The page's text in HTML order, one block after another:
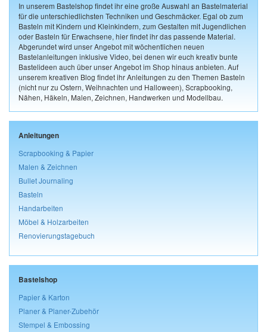
In unserem Bastelshop findet ihr eine große Auswahl an Bastelmaterial
für die unterschiedlichsten Techniken und Geschmäcker. Egal ob zum
Basteln mit Kindern und Kleinkindern, zum Gestalten mit Jugendlichen
oder Basteln für Erwachsene, hier findet ihr das passende Material.
Abgerundet wird unser Angebot mit wöchentlichen neuen
Bastelanleitungen inklusive Video, bei denen wir euch kreativ bunte
Bastelideen auch über unser Angebot im Shop hinaus anbieten. Auf
unserem kreativen Blog findet ihr Anleitungen zu den Themen Basteln
(nicht nur zu Ostern, Weihnachten und Halloween), Scrapbooking,
Nähen, Häkeln, Malen, Zeichnen, Handwerken und Modellbau.
Anleitungen
Scrapbooking & Papier
Malen & Zeichnen
Bullet Journaling
Basteln
Handarbeiten
Möbel & Holzarbeiten
Renovierungstagebuch
Bastelshop
Papier & Karton
Planer & Planer-Zubehör
Stempel & Embossing